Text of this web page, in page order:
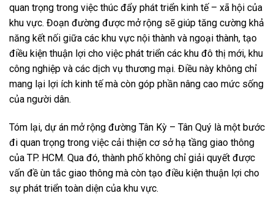
quan trọng trong việc thúc đẩy phát triển kinh tế – xã hội của
khu vực. Đoạn đường được mở rộng sẽ giúp tăng cường khả
năng kết nối giữa các khu vực nội thành và ngoại thành, tạo
điều kiện thuận lợi cho việc phát triển các khu đô thị mới, khu
công nghiệp và các dịch vụ thương mại. Điều này không chỉ
mang lại lợi ích kinh tế mà còn góp phần nâng cao mức sống
của người dân.
Tóm lại, dự án mở rộng đường Tân Kỳ – Tân Quý là một bước
đi quan trọng trong việc cải thiện cơ sở hạ tầng giao thông
của TP. HCM. Qua đó, thành phố không chỉ giải quyết được
vấn đề ùn tắc giao thông mà còn tạo điều kiện thuận lợi cho
sự phát triển toàn diện của khu vực.